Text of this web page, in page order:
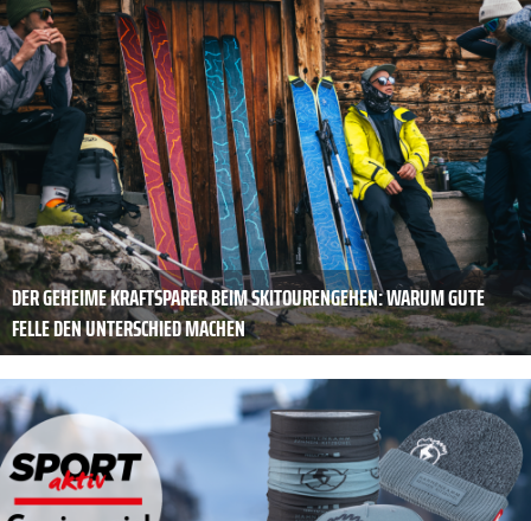
DER GEHEIME KRAFTSPARER BEIM SKITOURENGEHEN: WARUM GUTE
FELLE DEN UNTERSCHIED MACHEN